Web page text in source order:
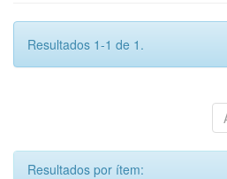
Resultados 1-1 de 1.
Resultados por ítem: